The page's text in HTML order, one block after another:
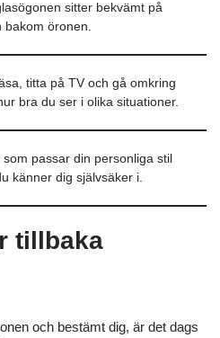
sitter bekvämt på
bakom öronen.
titta på TV och gå omkring
bra du ser i olika situationer.
passar din personliga stil
känner dig självsäker i.
tillbaka
och bestämt dig, är det dags